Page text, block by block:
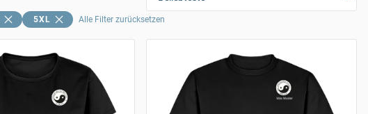
5XL Alle Filter zurücksetzen